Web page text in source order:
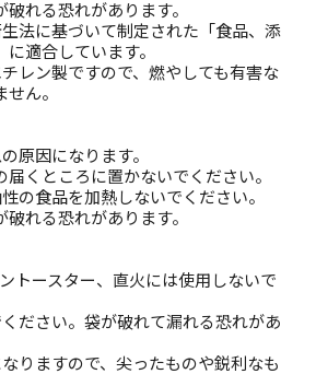
れる恐れがあります。
法に基づいて制定された「食品、添
適合しています。
レン製ですので、燃やしても有害な
ん。
原因になります。
くところに置かないでください。
の食品を加熱しないでください。
れる恐れがあります。
トースター、直火には使用しないで
ださい。袋が破れて漏れる恐れがあ
りますので、尖ったものや鋭利なも